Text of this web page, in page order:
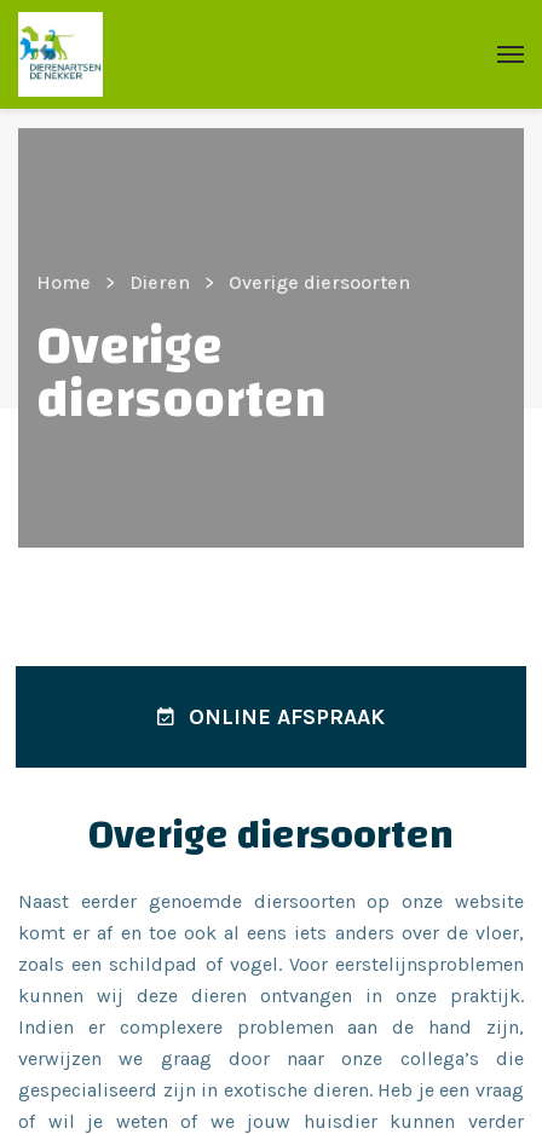
Home Dieren Overige diersoorten
Overige
diersoorten
ONLINE AFSPRAAK
Overige diersoorten
Naast eerder genoemde diersoorten op onze website
komt er af en toe ook al eens iets anders over de vloer,
zoals een schildpad of vogel. Voor eerstelijnsproblemen
kunnen wij deze dieren ontvangen in onze praktijk.
Indien er complexere problemen aan de hand zijn,
verwijzen we graag door naar onze collega’s die
gespecialiseerd zijn in exotische dieren. Heb je een vraag
of wil je weten of we jouw huisdier kunnen verder